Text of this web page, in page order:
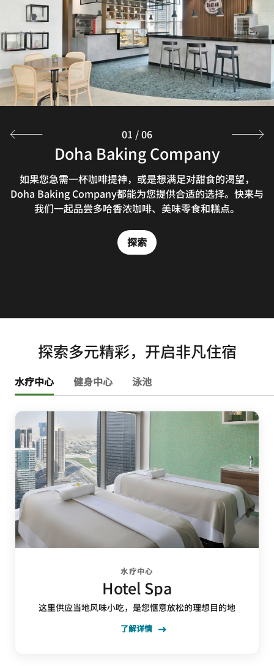
Doha Baking Company
如果您急需一杯咖啡提神，或是想满足对甜食的渴望，
Doha Baking Company都能为您提供合适的选择。快来与
我们一起品尝多哈香浓咖啡、美味零食和糕点。
探索
Shikimiki
Shiki Miki为您打造难忘餐饮体验。以我们的招牌活力早餐
（Rise Breakfast）开启新程——这款早餐专为唤醒活力而
打造，随后您可惬意探索多样美食选择。餐厅室内空间宽
探索
Club 33 Sports Lounge
欢迎光临Club 33体育酒廊，于城市天际线上方畅享难忘体
验。我们供应品类丰富的德州墨西哥风味美食，供您大饱口
福。
探索
Grab & Go
无论您急于参加会议，或是想要在客房内制备家膳，我们便
利的备餐间都可满足您的所需。这里7天24小时供应各式预
配制餐品、零食、小吃和当地特色美食。
探索
Zhen Street Kitchen
Zhen Street Kitchen以地道东北菜著称，为当地人和游客
提供一种家的味道。特色菜品包括风味茄子、手工水饺和火
锅，是一处不可错过的多哈餐饮目的地。
探索
Pool Bar
莅临Motion池畔酒吧，暂离城市喧嚣，感受相得益彰的闲
适自在与精致风尚。跃入泳池惬意畅游，品鉴我们精心甄选
的创意佳味与特调饮品，纵享精彩纷呈的体验。
探索
01 /06
探索多元精彩，开启非凡住宿
水疗中心 健身中心 泳池
水疗中心
Hotel Spa
这里供应当地风味小吃，是您惬意放松的理想目的地
了解详情